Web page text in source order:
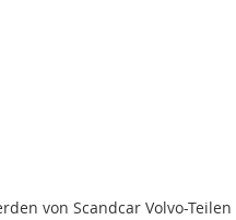
von Scandcar Volvo-